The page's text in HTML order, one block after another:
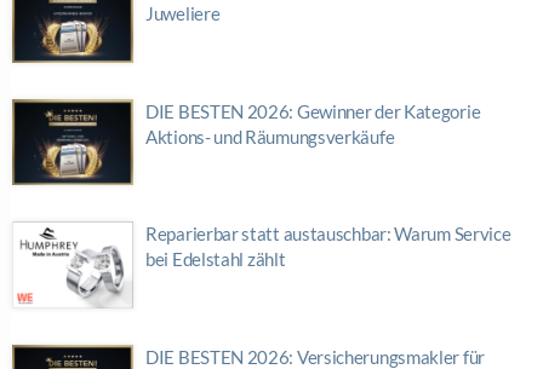
Juweliere
DIE BESTEN 2026: Gewinner der Kategorie
Aktions- und Räumungsverkäufe
Reparierbar statt austauschbar: Warum Service
bei Edelstahl zählt
DIE BESTEN 2026: Versicherungsmakler für